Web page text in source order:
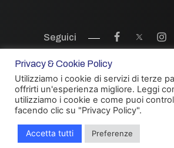
Seguici
© 2026 ACSE - Tutti i diritti
Privacy & Cookie Policy
Utilizziamo i cookie di servizi di terze
offrirti un'esperienza migliore. Leggi
utilizziamo i cookie e come puoi
facendo clic su "Privacy Policy".
Accetta tutti Preferenze